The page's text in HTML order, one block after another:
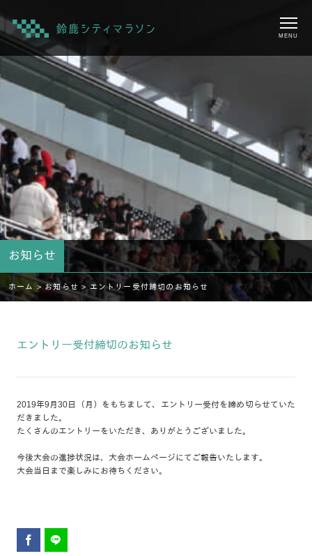
MENU
お知らせ
ホーム >お知らせ > エントリー受付締切のお知らせ
エントリー受付締切のお知らせ
2019年9月30日（月）をもちまして、エントリー受付を締め切らせていた
だきました。
たくさんのエントリーをいただき、ありがとうございました。
今後大会の進捗状況は、大会ホームページにてご報告いたします。
大会当日まで楽しみにお待ちください。